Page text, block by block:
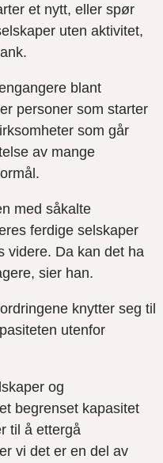
et nytt, eller spør
uten aktivitet,
blant
personer som starter
som går
av mange
med såkalte
ferdige selskaper
videre. Da kan det ha
sier han.
knytter seg til
utenfor
og
begrenset kapasitet
til å ettergå
vi det er en del av